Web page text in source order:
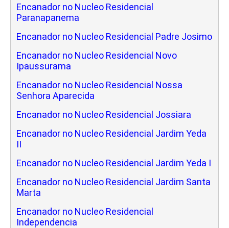
Encanador no Nucleo Residencial
Paranapanema
Encanador no Nucleo Residencial Padre Josimo
Encanador no Nucleo Residencial Novo
Ipaussurama
Encanador no Nucleo Residencial Nossa
Senhora Aparecida
Encanador no Nucleo Residencial Jossiara
Encanador no Nucleo Residencial Jardim Yeda
II
Encanador no Nucleo Residencial Jardim Yeda I
Encanador no Nucleo Residencial Jardim Santa
Marta
Encanador no Nucleo Residencial
Independencia